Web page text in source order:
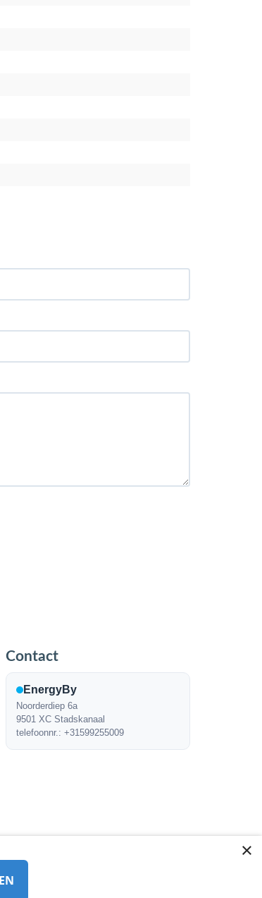
Contact
EnergyBy
Noorderdiep 6a
9501 XC Stadskanaal
telefoonnr.: +31599255009
×